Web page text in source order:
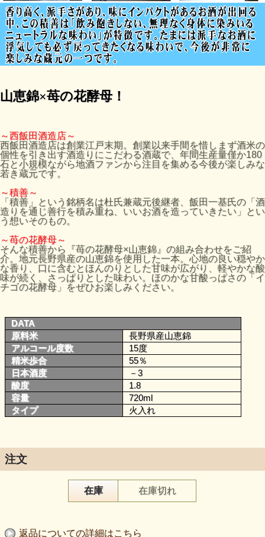
山恵錦×苺の花酵母！
～西飯田酒造店～
西飯田酒造店は創業江戸末期。創業以来手間を惜しまず酒米の
個性を引き出す酒造りにこだわる酒蔵で、年間生産量僅か180
石と小規模ながら地酒ファンから注目を集める今後が楽しみな
若き蔵元です。
～積善～
「積善」という銘柄名は杜氏兼蔵元後継者、飯田一基氏の「酒
造りを通じ善行を積み重ね、いいお酒を造っていきたい」とい
う想いそのもの。
～苺の花酵母～
そんな積善から『苺の花酵母×山恵錦』の組み合わせをご紹
介。地元長野県産の山恵錦を使用した一本。心地の良い穏やか
な香り、口に含むとほんのりとした甘味が広がり、軽やかな酸
味が続く、さっぱりとした味わい。ほのかな甘酸っぱさの「イ
チゴの花酵母」をぜひお楽しみください。
DATA
原料米
長野県産山恵錦
アルコール度数
15度
精米歩合
55％
日本酒度
－3
酸度
1.8
容量
720ml
タイプ
火入れ
注文
在庫 在庫切れ
返品についての詳細はこちら